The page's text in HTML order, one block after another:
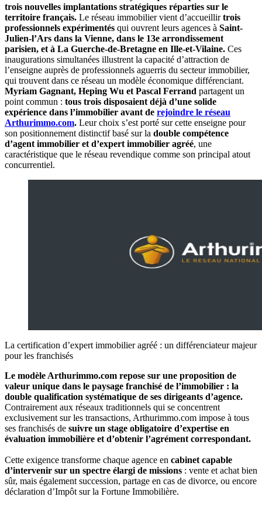
trois nouvelles implantations stratégiques réparties sur le
territoire français. Le réseau immobilier vient d’accueillirtrois
professionnels expérimentés qui ouvrent leurs agences à Saint-
Julien-l’Ars dans la Vienne, dans le 13e arrondissement
parisien, et à La Guerche-de-Bretagne en Ille-et-Vilaine. Ces
inaugurations simultanées illustrent la capacité d’attraction de
l’enseigne auprès de professionnels aguerris du secteur immobilier,
qui trouvent dans ce réseau un modèle économique différenciant.
Myriam Gagnant, Heping Wu et Pascal Ferrand partagent un
point commun : tous trois disposaient déjà d’une solide
expérience dans l’immobilier avant de rejoindre le réseau
Arthurimmo.com. Leur choix s’est porté sur cette enseigne pour
son positionnement distinctif basé sur la double compétence
d’agent immobilier et d’expert immobilier agréé, une
caractéristique que le réseau revendique comme son principal atout
concurrentiel.
La certification d’expert immobilier agréé : un différenciateur majeur
pour les franchisés
Le modèle Arthurimmo.com repose sur une proposition de
valeur unique dans le paysage franchisé de l’immobilier : la
double qualification systématique de ses dirigeants d’agence.
Contrairement aux réseaux traditionnels qui se concentrent
exclusivement sur les transactions, Arthurimmo.com impose à tous
ses franchisés de suivre un stage obligatoire d’expertise en
évaluation immobilière et d’obtenir l’agrément correspondant.
Cette exigence transforme chaque agence en cabinet capable
d’intervenir sur un spectre élargi de missions : vente et achat bien
sûr, mais également succession, partage en cas de divorce, ou encore
déclaration d’Impôt sur la Fortune Immobilière.